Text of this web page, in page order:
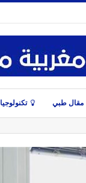
مقال طبي تكنولوجيا